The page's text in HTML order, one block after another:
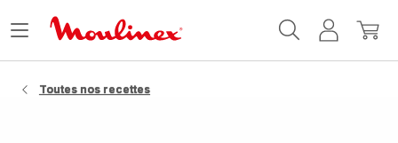
MonMon
Ouvrir
Toutes nos recettes